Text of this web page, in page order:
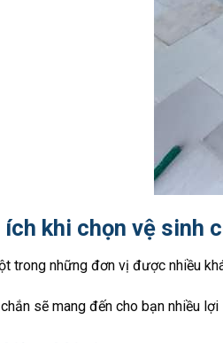
ích khi chọn vệ sinh
trong những đơn vị được nhiều
sẽ mang đến cho bạn nhiều